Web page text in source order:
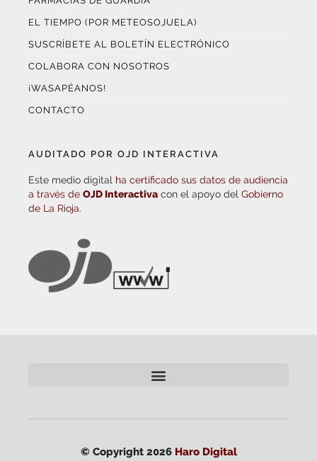
EL TIEMPO (POR METEOSOJUELA)
SUSCRÍBETE AL BOLETÍN ELECTRÓNICO
COLABORA CON NOSOTROS
¡WASAPÉANOS!
CONTACTO
AUDITADO POR OJD INTERACTIVA
Este medio digital ha certificado sus datos de audiencia
a través de OJD Interactiva con el apoyo del Gobierno
de La Rioja.
© Copyright 2026 Haro Digital